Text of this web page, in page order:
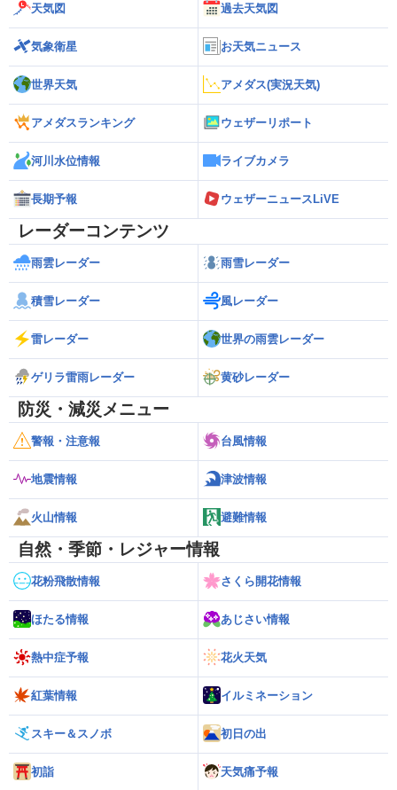
天気図 過去天気図
気象衛星 お天気ニュース
世界天気 アメダス(実況天気)
アメダスランキング ウェザーリポート
河川水位情報 ライブカメラ
長期予報 ウェザーニュースLiVE
レーダーコンテンツ
雨雲レーダー 雨雪レーダー
積雪レーダー 風レーダー
雷レーダー 世界の雨雲レーダー
ゲリラ雷雨レーダー 黄砂レーダー
防災・減災メニュー
警報・注意報 台風情報
地震情報 津波情報
火山情報 避難情報
自然・季節・レジャー情報
花粉飛散情報 さくら開花情報
ほたる情報 あじさい情報
熱中症予報 花火天気
紅葉情報 イルミネーション
スキー＆スノボ 初日の出
初詣 天気痛予報